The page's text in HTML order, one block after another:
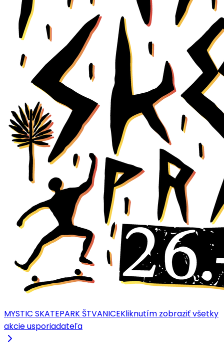
MYSTIC SKATEPARK ŠTVANICEKliknutím zobraziť všetky
akcie usporiadateľa